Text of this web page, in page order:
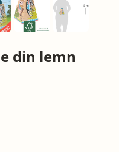
din lemn